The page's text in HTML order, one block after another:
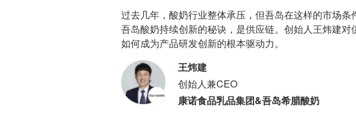
过去几年，酸奶行业整体承压，但吾岛在这样的市场
吾岛酸奶持续创新的秘诀，是供应链。创始人王炜建
如何成为产品研发创新的根本驱动力。
王炜建
创始人兼CEO
康诺食品乳品集团&吾岛希腊酸奶